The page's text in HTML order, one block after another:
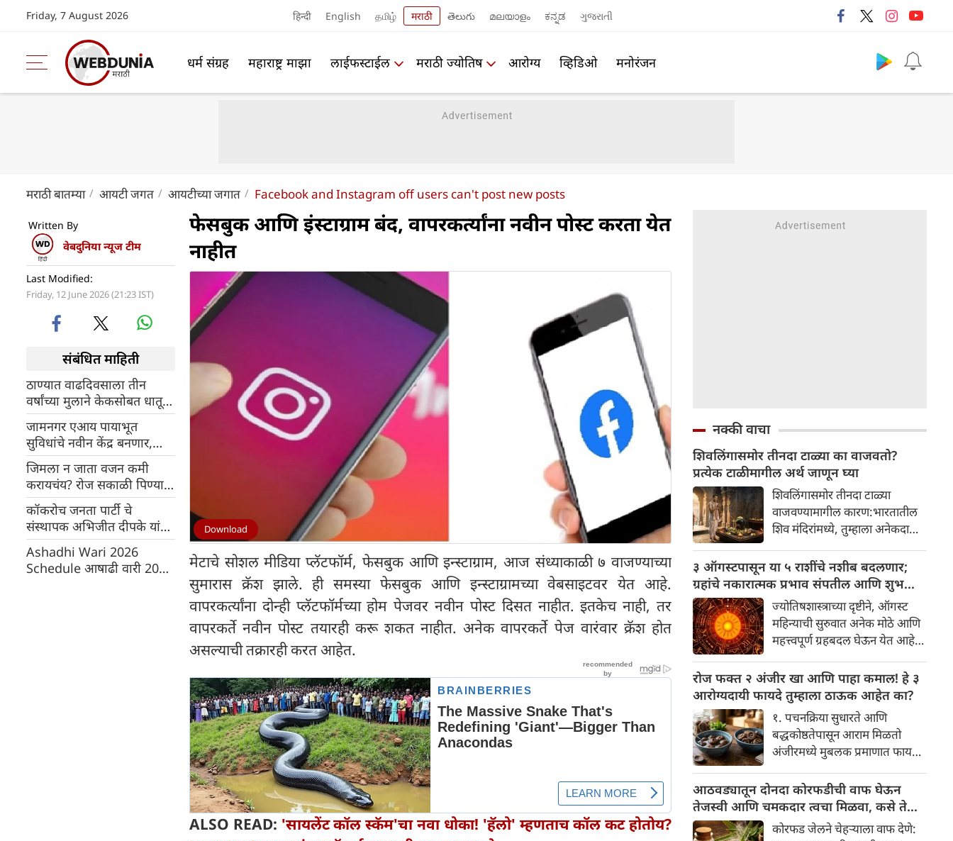
Friday, 7 August 2026 हिन्दी English தமிழ் मराठी తెలుగు മലയാളം ಕನ್ನಡ ગુજરાતી
धर्म संग्रह महाराष्ट्र माझा लाईफस्टाईल मराठी ज्योतिष आरोग्य व्हिडिओ मनोरंजन
मराठी बातम्या आयटी जगत आयटीच्या जगात Facebook and Instagram off users can't post new posts
Written By
वेबदुनिया न्यूज टीम
Last Modified:
Friday, 12 June 2026 (21:23 IST)
संबंधित माहिती
ठाण्यात वाढदिवसाला तीन
वर्षांच्या मुलाने केकसोबत धातूची
पिन गिळली, बेकरीचा
निष्काळजीपणा उघडकीस
जामनगर एआय पायाभूत
सुविधांचे नवीन केंद्र बनणार,
रिलायन्स-मेटा डेटा सेंटर
उभारणार
जिमला न जाता वजन कमी
करायचंय? रोज सकाळी पिण्यास
सुरुवात करा 'हे' पाणी
कॉकरोच जनता पार्टी चे
संस्थापक अभिजीत दीपके यांचे
इन्स्टाग्राम खाते हॅक झाले
Ashadhi Wari 2026
Schedule आषाढी वारी 2026
फेसबुक आणि इंस्टाग्राम बंद, वापरकर्त्यांना नवीन पोस्ट करता येत
नाहीत
Download
मेटाचे सोशल मीडिया प्लॅटफॉर्म, फेसबुक आणि इन्स्टाग्राम, आज संध्याकाळी ७ वाजण्याच्या
सुमारास क्रॅश झाले. ही समस्या फेसबुक आणि इन्स्टाग्रामच्या वेबसाइटवर येत आहे.
वापरकर्त्यांना दोन्ही प्लॅटफॉर्मच्या होम पेजवर नवीन पोस्ट दिसत नाहीत. इतकेच नाही, तर
वापरकर्ते नवीन पोस्ट तयारही करू शकत नाहीत. अनेक वापरकर्ते पेज वारंवार क्रॅश होत
असल्याची तक्रारही करत आहेत.
ALSO READ: 'सायलेंट कॉल स्कॅम'चा नवा धोका! 'हॅलो' म्हणताच कॉल कट होतोय?
नक्की वाचा
शिवलिंगासमोर तीनदा टाळ्या का वाजवतो?
प्रत्येक टाळीमागील अर्थ जाणून घ्या
शिवलिंगासमोर तीनदा टाळ्या
वाजवण्यामागील कारण:भारतातील
शिव मंदिरांमध्ये, तुम्हाला अनेकदा
वाजवताना दिसतील. ही एक सामान्य
प्रथा आहे, पण तुम्ही कधी विचार
केला आहे का की यामागे काय रहस्य
आहे आणि प्रत्येक टाळीचा अर्थ काय
आहे? हा केवळ एक विधी नाही, तर
यामागे खोलवर रुजलेल्या पौराणिक
श्रद्धा, आध्यात्मिक अर्थ आणि काही
वैज्ञानिक तर्कदेखील आहेत. चला, या
अनोख्या परंपरेमागील अर्थ
सविस्तरपणे समजून घेऊया.
३ ऑगस्टपासून या ५ राशींचे नशीब बदलणार;
ग्रहांचे नकारात्मक प्रभाव संपतील आणि शुभ
दिवसांची सुरुवात होईलज्योतिषशास्त्राच्या दृष्टीने, ऑगस्ट
महिन्याची सुरुवात अनेक मोठे आणि
महत्त्वपूर्ण ग्रहबदल घेऊन येत आहे.
हालचाल अनेक राशींच्या जीवनात
सकारात्मक बदल घडवून आणणार
आहे. विशेषतः ३ ऑगस्ट रोजी एक
अत्यंत दुर्मिळ आणि फलदायी
ग्रहस्थिती (संयोग) तयार होत आहे.
या दिवशी तयार होणारे शुभ योग,
ग्रहांची स्थिती आणि या गोचरमुळे
ज्यांचे नशीब उजळणार आहे अशा
भाग्यवान राशींबद्दल आपण जाणून
घेऊया!
रोज फक्त २ अंजीर खा आणि पाहा कमाल! हे ३
आरोग्यदायी फायदे तुम्हाला ठाऊक आहेत का?
१. पचनक्रिया सुधारते आणि
बद्धकोष्ठतेपासून आराम मिळतो
अंजीरमध्ये मुबलक प्रमाणात फायबर
बद्धकोष्ठता, गॅस किंवा अपचनाचा
त्रास होत असेल, तर अंजीर
तुमच्यासाठी वरदान ठरू शकते. हे
आतड्यांची स्वच्छता ठेवण्यास मदत
आठवड्यातून दोनदा कोरफडीची वाफ घेऊन
तेजस्वी आणि चमकदार त्वचा मिळवा, कसे ते
जाणून घ्या
कोरफड जेलने चेहऱ्याला वाफ देणे: